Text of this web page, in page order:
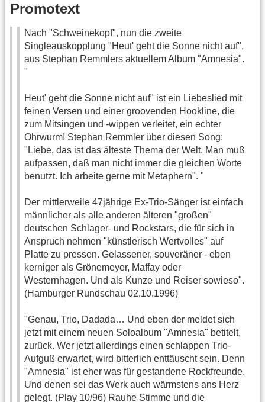
Promotext
Nach "Schweinekopf", nun die zweite
Singleauskopplung "Heut' geht die Sonne nicht auf",
aus Stephan Remmlers aktuellem Album "Amnesia".
"
Heut' geht die Sonne nicht auf" ist ein Liebeslied mit
feinen Versen und einer groovenden Hookline, die
zum Mitsingen und -wippen verleitet, ein echter
Ohrwurm! Stephan Remmler über diesen Song:
"Liebe, das ist das älteste Thema der Welt. Man muß
aufpassen, daß man nicht immer die gleichen Worte
benutzt. Ich arbeite gerne mit Metaphern". "
Der mittlerweile 47jährige Ex-Trio-Sänger ist einfach
männlicher als alle anderen älteren "großen"
deutschen Schlager- und Rockstars, die für sich in
Anspruch nehmen "künstlerisch Wertvolles" auf
Platte zu pressen. Gelassener, souveräner - eben
kerniger als Grönemeyer, Maffay oder
Westernhagen. Und als Kunze und Reiser sowieso".
(Hamburger Rundschau 02.10.1996)
"Genau, Trio, Dadada… Und eben der meldet sich
jetzt mit einem neuen Soloalbum "Amnesia" betitelt,
zurück. Wer jetzt allerdings einen schlappen Trio-
Aufguß erwartet, wird bitterlich enttäuscht sein. Denn
"Amnesia" ist eher was für gestandene Rockfreunde.
Und denen sei das Werk auch wärmstens ans Herz
gelegt. (Play 10/96) Rauhe Stimme und die